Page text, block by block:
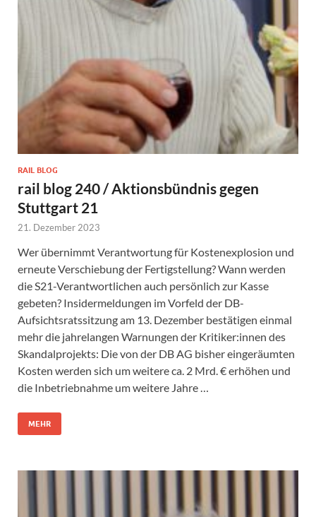
RAIL BLOG
rail blog 240 / Aktionsbündnis gegen
Stuttgart 21
21. Dezember 2023
Wer übernimmt Verantwortung für Kostenexplosion und
erneute Verschiebung der Fertigstellung? Wann werden
die S21-Verantwortlichen auch persönlich zur Kasse
gebeten? Insidermeldungen im Vorfeld der DB-
Aufsichtsratssitzung am 13. Dezember bestätigen einmal
mehr die jahrelangen Warnungen der Kritiker:innen des
Skandalprojekts: Die von der DB AG bisher eingeräumten
Kosten werden sich um weitere ca. 2 Mrd. € erhöhen und
die Inbetriebnahme um weitere Jahre …
MEHR